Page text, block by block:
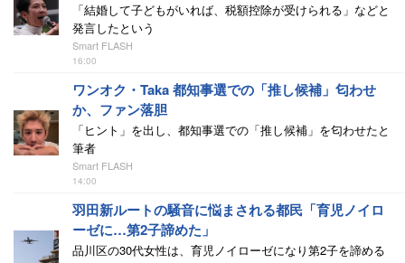
「結婚して子どもがいれば、税額控除が受けられる」などと
発言したという
Smart FLASH
16:00
ワンオク・Taka 都知事選での「推し候補」匂わせ
か、ファン落胆
「ヒント」を出し、都知事選での「推し候補」を匂わせたと
筆者
Smart FLASH
14:00
羽田新ルートの騒音に悩まされる都民「育児ノイロ
ーゼに…第2子諦めた」
品川区の30代女性は、育児ノイローゼになり第2子を諦める